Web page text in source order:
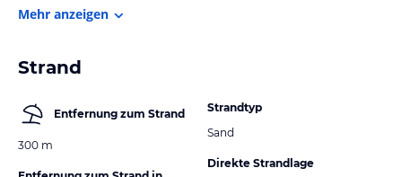
Mehr anzeigen
Strand
Entfernung zum Strand
300 m
Strandtyp
Sand
Direkte Strandlage